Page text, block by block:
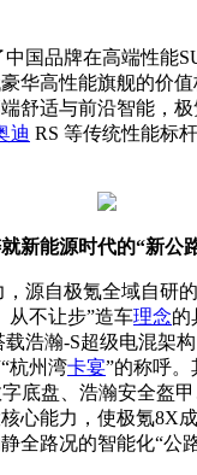
国品牌在高端性能
华高性能旗舰的价
舒适与前沿智能，
迪 RS 等传统性能标
新能源时代的“新公
源自极氪全域自研
从不让步”造车理念的
浩瀚-S超级电混架
杭州湾卡宴”的称呼。
底盘、浩瀚安全盔
心能力，使极氪8X
全路况的智能化“公路